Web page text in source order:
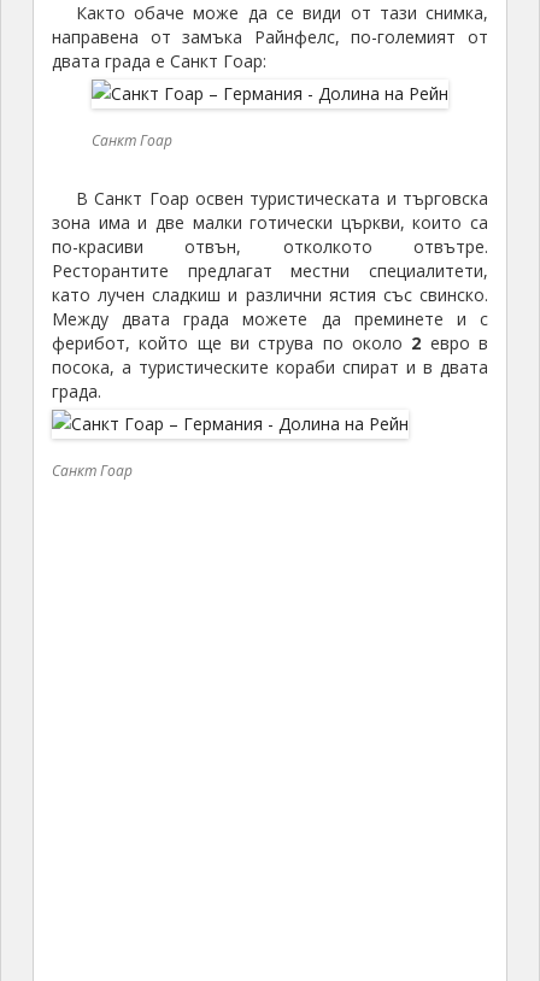
Както обаче може да се види от тази снимка,
направена от замъка Райнфелс, по-големият от
двата града е Санкт Гоар:
Санкт Гоар
В Санкт Гоар освен туристическата и търговска
зона има и две малки готически църкви, които са
по-красиви отвън, отколкото отвътре.
Ресторантите предлагат местни специалитети,
като лучен сладкиш и различни ястия със свинско.
Между двата града можете да преминете и с
ферибот, който ще ви струва по около 2 евро в
посока, а туристическите кораби спират и в двата
града.
Санкт Гоар